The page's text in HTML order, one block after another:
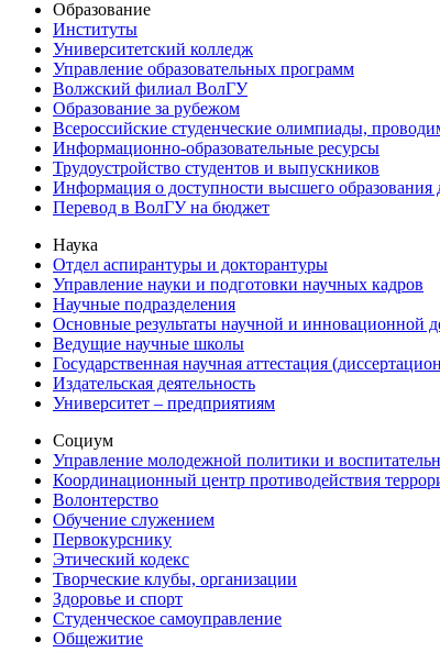
Образование
Институты
Университетский колледж
Управление образовательных программ
Волжский филиал ВолГУ
Образование за рубежом
Всероссийские студенческие олимпиады,
Информационно-образовательные ресурсы
Трудоустройство студентов и выпускников
Информация о доступности высшего
Перевод в ВолГУ на бюджет
Наука
Отдел аспирантуры и докторантуры
Управление науки и подготовки научных кадров
Научные подразделения
Основные результаты научной и инновационной
Ведущие научные школы
Государственная научная аттестация
Издательская деятельность
Университет – предприятиям
Социум
Управление молодежной политики и
Координационный центр противодействия
Волонтерство
Обучение служением
Первокурснику
Этический кодекс
Творческие клубы, организации
Здоровье и спорт
Студенческое самоуправление
Общежитие